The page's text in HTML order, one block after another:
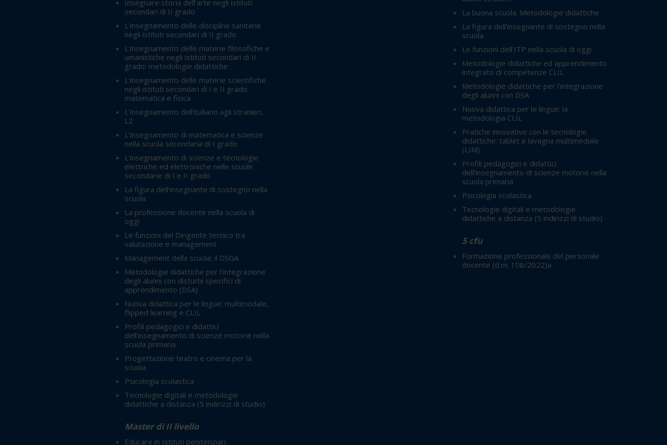
Insegnare storia dell’arte negli istituti
secondari di II grado
L'insegnamento delle discipline sanitarie
negli istituti secondari di II grado
L'insegnamento delle materie filosofiche e
umanistiche negli istituti secondari di II
grado: metodologie didattiche
L'insegnamento delle materie scientifiche
negli istituti secondari di I e II grado:
matematica e fisica
L'insegnamento dell'italiano agli stranieri,
L2
L'insegnamento di matematica e scienze
nella scuola secondaria di I grado
L'insegnamento di scienze e tecnologie
elettriche ed elettroniche nelle scuole
secondarie di I e II grado
La figura dell’insegnante di sostegno nella
scuola
La professione docente nella scuola di
oggi
Le funzioni del Dirigente tecnico tra
valutazione e management
Management della scuola: il DSGA
Metodologie didattiche per l'integrazione
degli alunni con disturbi specifici di
apprendimento (DSA)
Nuova didattica per le lingue: multimodale,
flipped learning e CLIL
Profili pedagogici e didattici
dell'insegnamento di scienze motorie nella
scuola primaria
Progettazione teatro e cinema per la
scuola
Psicologia scolastica
Tecnologie digitali e metodologie
didattiche a distanza (5 indirizzi di studio)
Master di II livello
Educare in Istituti penitenziari
La buona scuola. Metodologie didattiche
La figura dell'insegnante di sostegno nella
scuola
Le funzioni dell’ITP nella scuola di oggi
Metodologie didattiche ed apprendimento
integrato di competenze CLIL
Metodologie didattiche per l'integrazione
degli alunni con DSA
Nuova didattica per le lingue: la
metodologia CLIL
Pratiche innovative con le tecnologie
didattiche: tablet e lavagna multimediale
(LIM)
Profili pedagogici e didattici
dell’insegnamento di scienze motorie nella
scuola primaria
Psicologia scolastica
Tecnologie digitali e metodologie
didattiche a distanza (5 indirizzi di studio)
5 cfu
Formazione professionale del personale
docente (d.m. 108/2022)a